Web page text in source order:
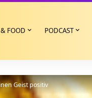
FOOD PODCAST
Geist positiv